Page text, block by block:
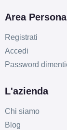
Area
Registrati
Accedi
Password
L'azienda
Chi siamo
Blog